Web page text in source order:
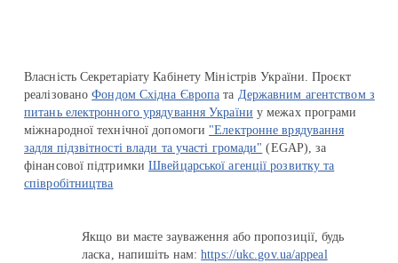
Власність Секретаріату Кабінету Міністрів України. Проєкт
реалізованоФондом Східна Європа та Державним агентством з
питань електронного урядування України у межах програми
міжнародної технічної допомоги "Електронне врядування
задля підзвітності влади та участі громади" (EGAP), за
фінансової підтримкиШвейцарської агенції розвитку та
співробітництва
Якщо ви маєте зауваження або пропозиції, будь
ласка, напишіть нам:https://ukc.gov.ua/appeal